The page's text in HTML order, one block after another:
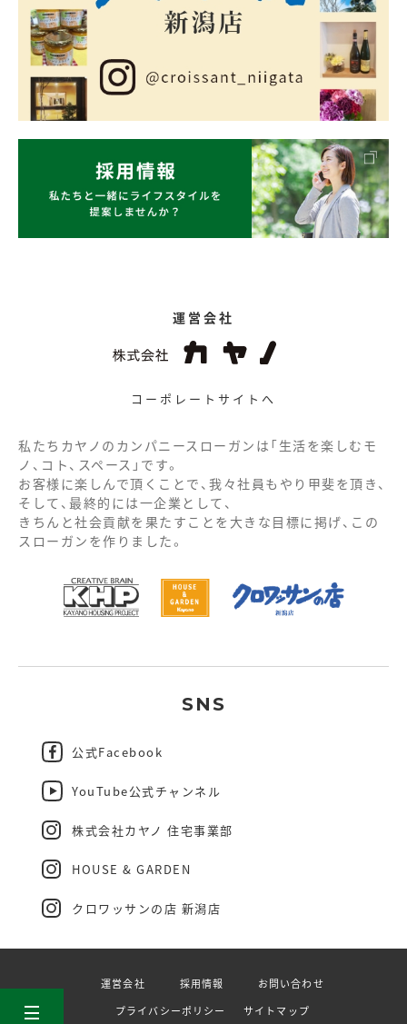
運営会社
コーポレートサイトへ
私たちカヤノのカンパニースローガンは「生活を楽しむモ
ノ、コト、スペース」です。
お客様に楽しんで頂くことで、我々社員もやり甲斐を頂き、
そして、最終的には一企業として、
きちんと社会貢献を果たすことを大きな目標に掲げ、この
スローガンを作りました。
SNS
公式Facebook
YouTube公式チャンネル
株式会社カヤノ 住宅事業部
HOUSE & GARDEN
クロワッサンの店 新潟店
運営会社 採用情報
お問い合わせ
プライバシーポリシー
サイトマップ